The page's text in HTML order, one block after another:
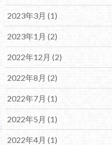
2023年3月 (1)
2023年1月 (2)
2022年12月 (2)
2022年8月 (2)
2022年7月 (1)
2022年5月 (1)
2022年4月 (1)